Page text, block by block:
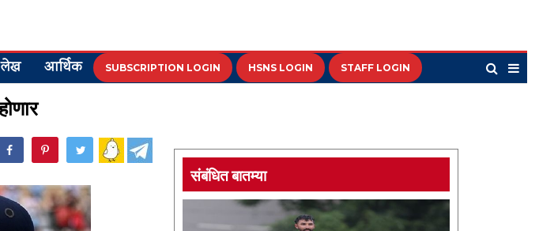
लेख आर्थिक SUBSCRIPTION LOGIN HSNS LOGIN STAFF LOGIN
संबंधित बातम्या